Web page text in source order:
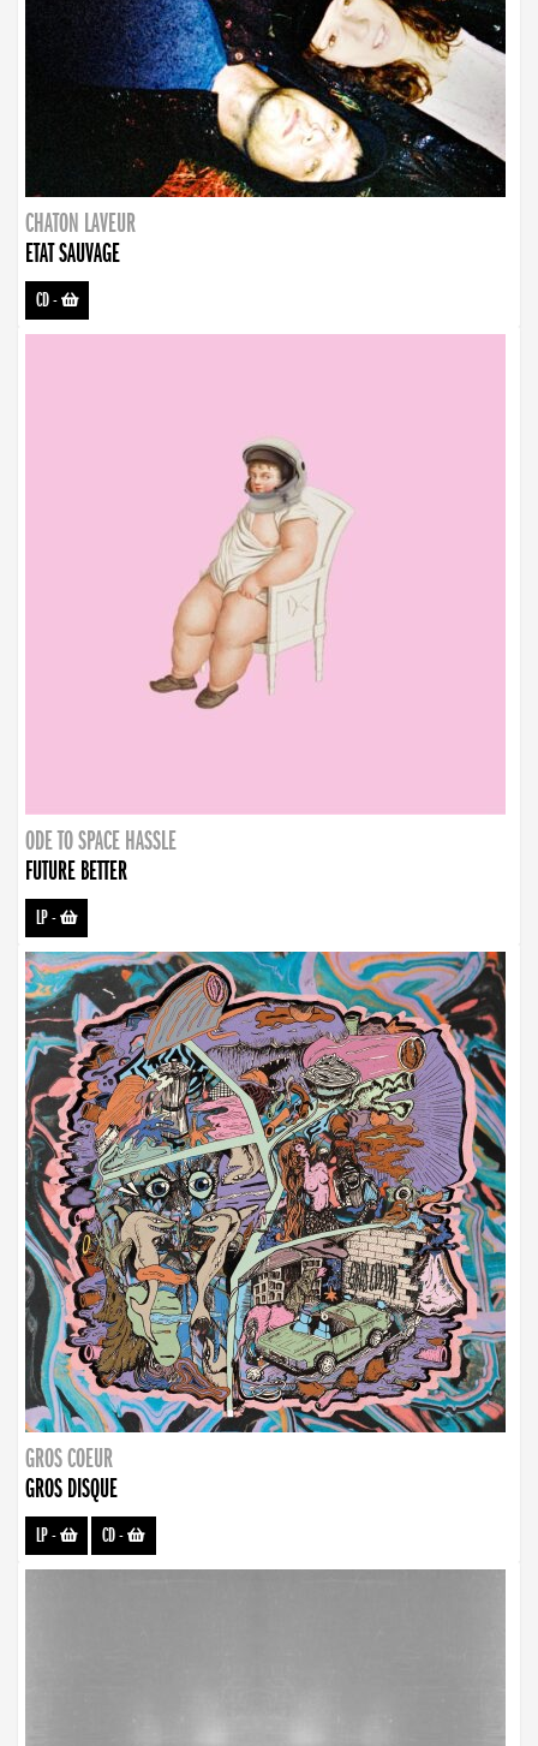
CHATON LAVEUR
ETAT SAUVAGE
CD-
ODE TO SPACE HASSLE
FUTURE BETTER
LP-
GROS COEUR
GROS DISQUE
LP- CD-